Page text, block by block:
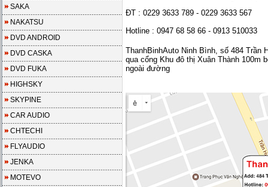
SAKA
NAKATSU
DVD ANDROID
DVD CASKA
DVD FUKA
HIGHSKY
SKYPINE
CAR AUDIO
CHTECHI
FLYAUDIO
JENKA
MOTEVO
ĐT : 0229 3633 789 - 0229 3633 567
Hotline : 0947 68 58 66 - 0913 510033
ThanhBinhAuto Ninh Bình, số 484
qua cổng Khu đô thị Xuân Thành 100m
ngoài đường